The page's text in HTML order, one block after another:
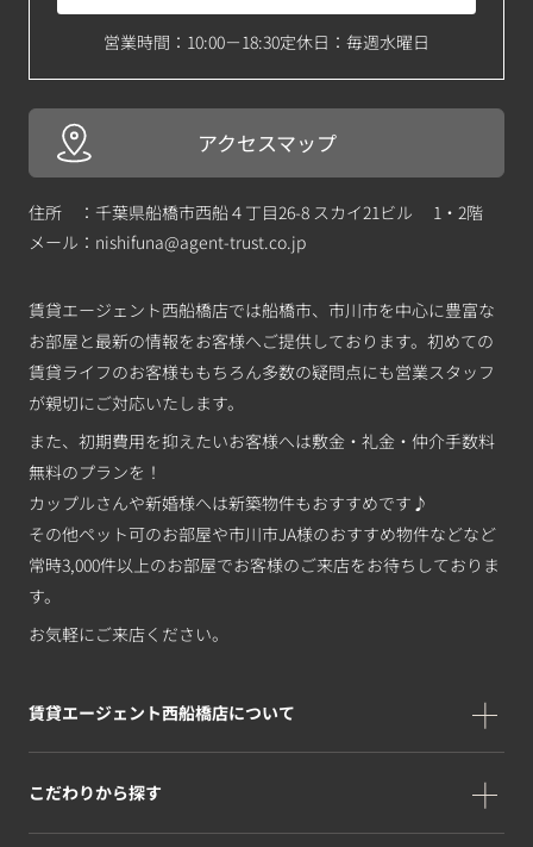
営業時間：10:00－18:30定休日：毎週水曜日
アクセスマップ
住所 ：千葉県船橋市西船４丁目26-8 スカイ21ビル 1・2階
メール： nishifuna@agent-trust.co.jp
賃貸エージェント西船橋店では船橋市、市川市を中心に豊富な
お部屋と最新の情報をお客様へご提供しております。初めての
賃貸ライフのお客様ももちろん多数の疑問点にも営業スタッフ
が親切にご対応いたします。
また、初期費用を抑えたいお客様へは敷金・礼金・仲介手数料
無料のプランを！
カップルさんや新婚様へは新築物件もおすすめです♪
その他ペット可のお部屋や市川市JA様のおすすめ物件などなど
常時3,000件以上のお部屋でお客様のご来店をお待ちしておりま
す。
お気軽にご来店ください。
賃貸エージェント西船橋店について
こだわりから探す